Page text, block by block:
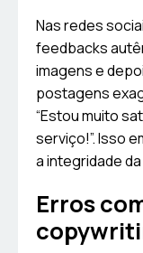
Nas redes
feedbacks
imagens e
postagens
“Estou muito
serviço!”. Isso
a integridade
Erros